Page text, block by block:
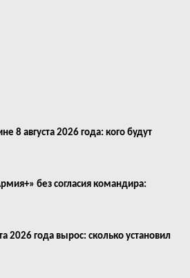
8 августа 2026 года: кого будут
без согласия командира:
2026 года вырос: сколько установил